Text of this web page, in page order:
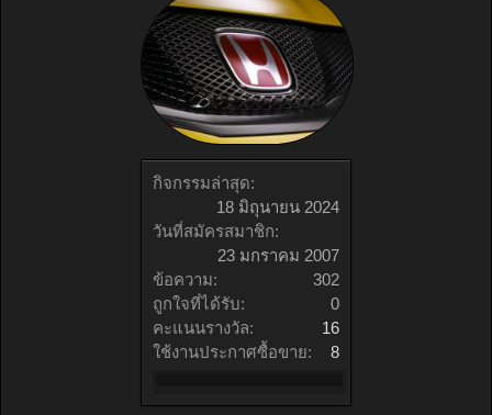
กิจกรรมล่าสุด:
18 มิถุนายน 2024
วันที่สมัครสมาชิก:
23 มกราคม 2007
ข้อความ:
302
ถูกใจที่ได้รับ:
0
คะแนนรางวัล:
16
ใช้งานประกาศซื้อขาย:
8